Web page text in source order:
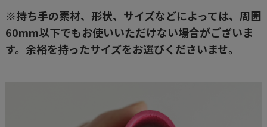
※持ち手の素材、形状、サイズなどによっては、周囲
60mm以下でもお使いいただけない場合がございま
す。余裕を持ったサイズをお選びくださいませ。